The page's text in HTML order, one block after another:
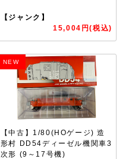
【ジャンク】
15,004円(税込)
NEW
【中古】1/80(HOゲージ) 造
形村 DD54ディーゼル機関車3
次形 (9～17号機)